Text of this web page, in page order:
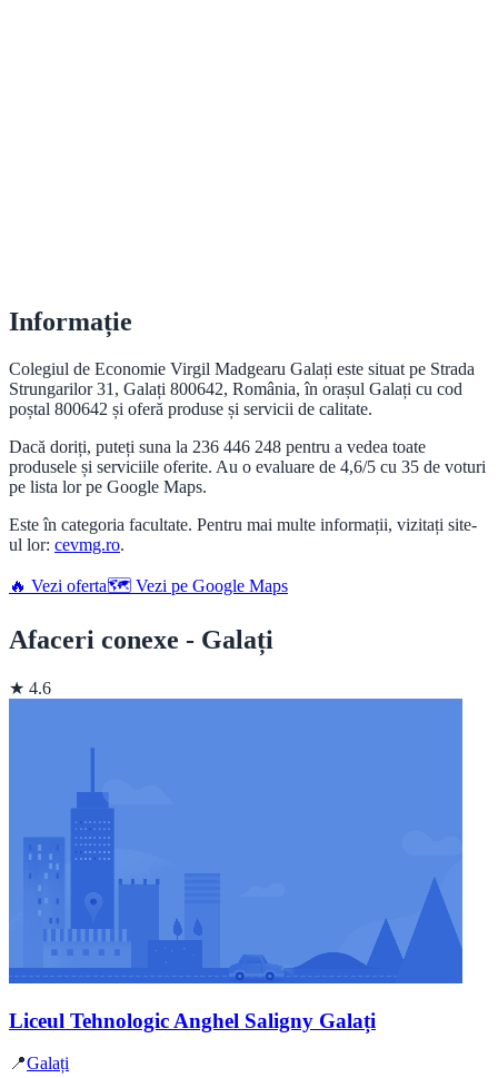
Informație
Colegiul de Economie Virgil Madgearu Galați este situat pe Strada
Strungarilor 31, Galați 800642, România, în orașul Galați cu cod
poștal 800642 și oferă produse și servicii de calitate.
Dacă doriți, puteți suna la 236 446 248 pentru a vedea toate
produsele și serviciile oferite. Au o evaluare de 4,6/5 cu 35 de voturi
pe lista lor pe Google Maps.
Este în categoria facultate. Pentru mai multe informații, vizitați site-
ul lor: cevmg.ro.
🔥 Vezi oferta🗺️ Vezi pe Google Maps
Afaceri conexe - Galați
★ 4.6
Liceul Tehnologic Anghel Saligny Galați
📍Galați